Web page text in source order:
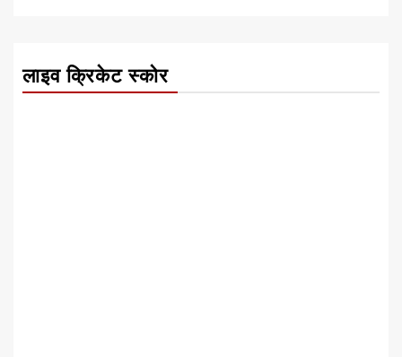
लाइव क्रिकेट स्कोर